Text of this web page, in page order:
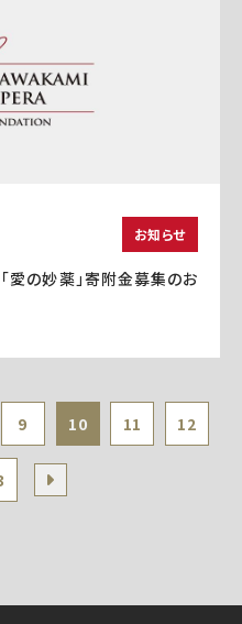
お知らせ
愛の妙薬」寄附金募集のお
9 10 11 12